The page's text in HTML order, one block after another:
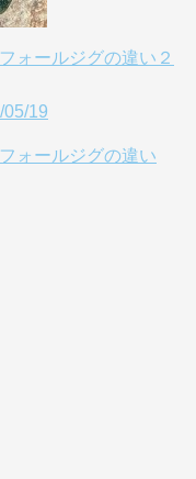
ォールジグの違い２
ォールジグの違い